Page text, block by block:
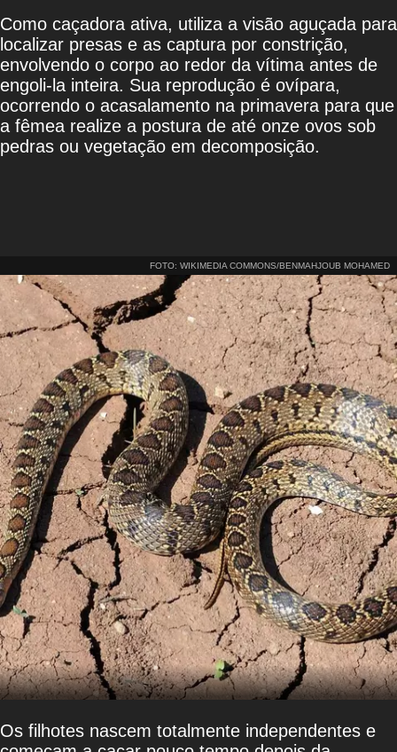
Como caçadora ativa, utiliza a visão aguçada para
localizar presas e as captura por constrição,
envolvendo o corpo ao redor da vítima antes de
engoli-la inteira. Sua reprodução é ovípara,
ocorrendo o acasalamento na primavera para que
a fêmea realize a postura de até onze ovos sob
pedras ou vegetação em decomposição.
FOTO: WIKIMEDIA COMMONS/BENMAHJOUB MOHAMED
Os filhotes nascem totalmente independentes e